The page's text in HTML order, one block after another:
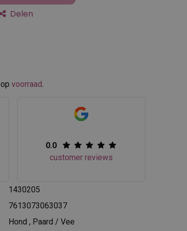
Delen
op voorraad
0.0
customer reviews
1430205
7613073063037
Hond , Paard / Vee